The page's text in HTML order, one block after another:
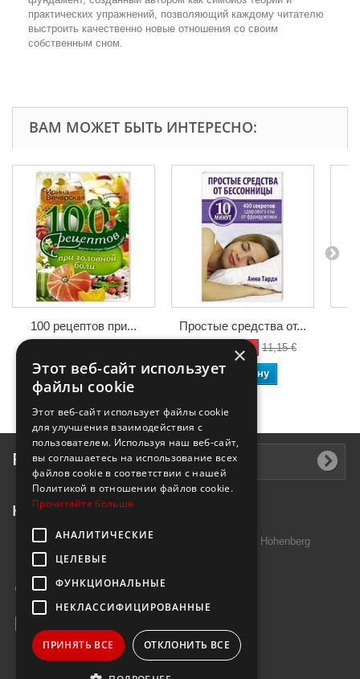
практических упражнений, позволяющий каждому читателю
выстроить качественно новые отношения со своим
собственным сном.
ВАМ МОЖЕТ БЫТЬ ИНТЕРЕСНО:
100 рецептов при...
В корзину
Простые средства от...
-50% 11,15 €
В корзину
Рассылка
Контактная информация
Introtek GmbH, Hutschenreuther Str. 13 95691 Hohenberg
Deutschland
Звоните нам:
×
Этот веб-сайт использует
файлы cookie
Этот веб-сайт использует файлы cookie
для улучшения взаимодействия с
пользователем. Используя наш веб-сайт,
вы соглашаетесь на использование всех
файлов cookie в соответствии с нашей
Политикой в ​​отношении файлов cookie.
Прочитайте больше
АНАЛИТИЧЕСКИЕ
ЦЕЛЕВЫЕ
ФУНКЦИОНАЛЬНЫЕ
НЕКЛАССИФИЦИРОВАННЫЕ
ПРИНЯТЬ ВСЕ ОТКЛОНИТЬ ВСЕ